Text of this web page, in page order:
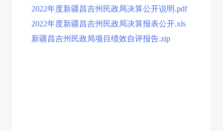
2022年度新疆昌吉州民政局决算公开说明.pdf
2022年度新疆昌吉州民政局决算报表公开.xls
新疆昌吉州民政局项目绩效自评报告.zip